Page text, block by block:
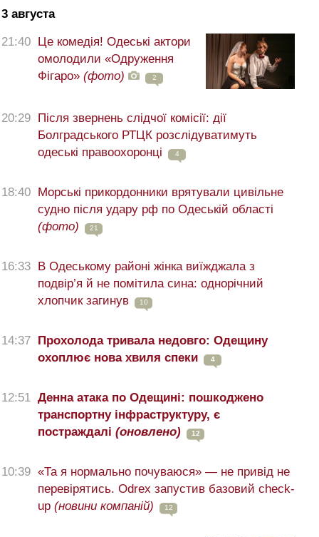
3 августа
21:40
Це комедія! Одеські актори
омолодили «Одруження
Фігаро» (фото) 2
20:29
Після звернень слідчої комісії: дії
Болградського РТЦК розслідуватимуть
одеські правоохоронці
4
18:40
Морські прикордонники врятували цивільне
судно після удару рф по Одеській області
(фото)
21
16:33
В Одеському районі жінка виїжджала з
подвір’я й не помітила сина: однорічний
хлопчик загинув
10
14:37
Прохолода тривала недовго: Одещину
охоплює нова хвиля спеки
4
12:51 Денна атака по Одещині: пошкоджено
транспортну інфраструктуру, є
постраждалі (оновлено) 12
10:39 «Та я нормально почуваюся» — не привід не
перевірятись. Odrex запустив базовий check-
up (новини компаній) 12